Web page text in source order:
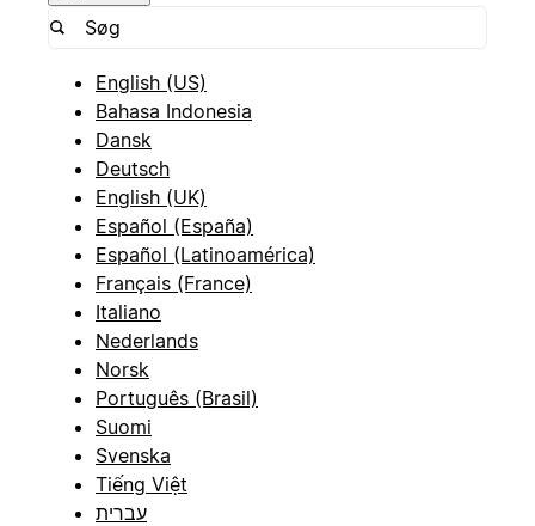
English (US)
Bahasa Indonesia
Dansk
Deutsch
English (UK)
Español (España)
Español (Latinoamérica)
Français (France)
Italiano
Nederlands
Norsk
Português (Brasil)
Suomi
Svenska
Tiếng Việt
עברית